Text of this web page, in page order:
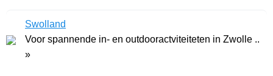
Swolland
Voor spannende in- en outdooractviteiteten in Zwolle ..
»